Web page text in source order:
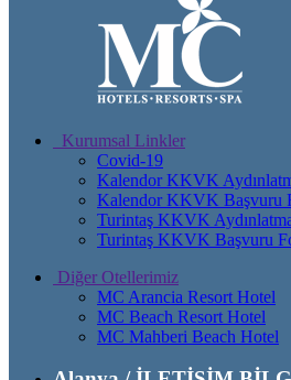
Kurumsal Linkler
Covid-19
Kalendor KKVK
Kalendor KKVK Başvuru
Turintaş KKVK
Turintaş KKVK Başvuru
Diğer Otellerimiz
MC Arancia Resort Hotel
MC Beach Resort Hotel
MC Mahberi Beach Hotel